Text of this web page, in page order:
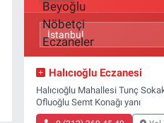
Halıcıoğlu Eczanesi
Halıcıoğlu Mahallesi Tunç
Ofluoğlu Semt Konağı yanı